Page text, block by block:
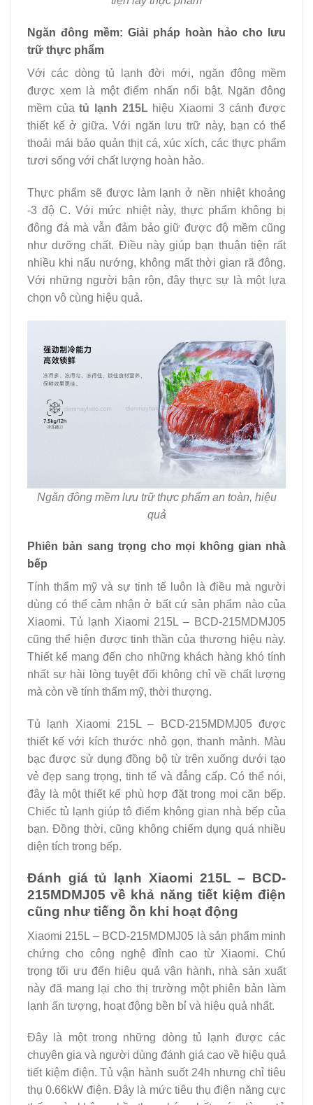
Ngăn đông mềm: Giải pháp hoàn hảo cho lưu
trữ thực phẩm
Với các dòng tủ lạnh đời mới, ngăn đông mềm
được xem là một điểm nhấn nổi bật. Ngăn đông
mềm củatủ lạnh 215Lhiệu Xiaomi 3 cánh được
thiết kế ở giữa. Với ngăn lưu trữ này, bạn có thể
thoải mái bảo quản thịt cá, xúc xích, các thực phẩm
tươi sống với chất lượng hoàn hảo.
Thực phẩm sẽ được làm lạnh ở nền nhiệt khoảng
-3 độ C. Với mức nhiệt này, thực phẩm không bị
đông đá mà vẫn đảm bảo giữ được độ mềm cũng
như dưỡng chất. Điều này giúp bạn thuận tiện rất
nhiều khi nấu nướng, không mất thời gian rã đông.
Với những người bận rộn, đây thực sự là một lựa
chọn vô cùng hiệu quả.
Ngăn đông mềm lưu trữ thực phẩm an toàn, hiệu
quả
Phiên bản sang trọng cho mọi không gian nhà
bếp
Tính thẩm mỹ và sự tinh tế luôn là điều mà người
dùng có thể cảm nhận ở bất cứ sản phẩm nào của
Xiaomi. Tủ lạnh Xiaomi 215L – BCD-215MDMJ05
cũng thể hiện được tinh thần của thương hiệu này.
Thiết kế mang đến cho những khách hàng khó tính
nhất sự hài lòng tuyệt đối không chỉ về chất lượng
mà còn về tính thẩm mỹ, thời thượng.
Tủ lạnh Xiaomi 215L – BCD-215MDMJ05 được
thiết kế với kích thước nhỏ gọn, thanh mảnh. Màu
bạc được sử dụng đồng bộ từ trên xuống dưới tạo
vẻ đẹp sang trọng, tinh tế và đẳng cấp. Có thể nói,
đây là một thiết kế phù hợp đặt trong mọi căn bếp.
Chiếc tủ lạnh giúp tô điểm không gian nhà bếp của
bạn. Đồng thời, cũng không chiếm dụng quá nhiều
diện tích trong bếp.
Đánh giá tủ lạnh Xiaomi 215L – BCD-
215MDMJ05 về khả năng tiết kiệm điện
cũng như tiếng ồn khi hoạt động
Xiaomi 215L – BCD-215MDMJ05 là sản phẩm minh
chứng cho công nghệ đỉnh cao từ Xiaomi. Chú
trọng tối ưu đến hiệu quả vận hành, nhà sản xuất
này đã mang lại cho thị trường một phiên bản làm
lạnh ấn tượng, hoạt động bền bỉ và hiệu quả nhất.
Đây là một trong những dòng tủ lạnh được các
chuyên gia và người dùng đánh giá cao về hiệu quả
tiết kiệm điện. Tủ vận hành suốt 24h nhưng chỉ tiêu
thụ 0.66kW điện. Đây là mức tiêu thụ điện năng cực